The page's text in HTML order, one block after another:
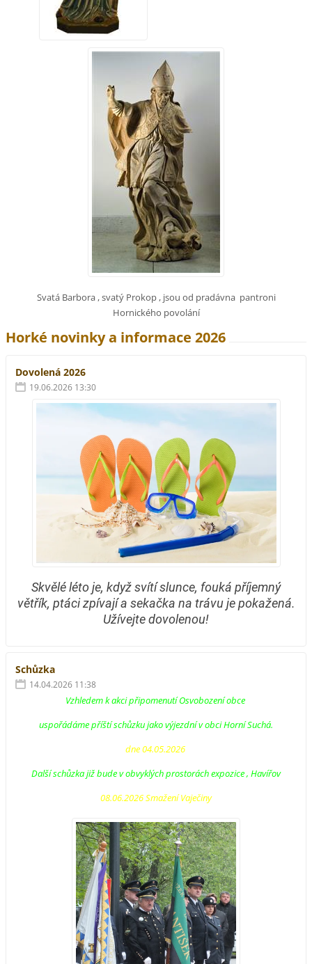
Svatá Barbora , svatý Prokop , jsou od pradávna pantroni
Hornického povolání
Horké novinky a informace 2026
Dovolená 2026
19.06.2026 13:30
Skvělé léto je, když svítí slunce, fouká příjemný
větřík, ptáci zpívají a sekačka na trávu je pokažená.
Užívejte dovolenou!
Schůzka
14.04.2026 11:38
Vzhledem k akci připomenutí Osvobození obce
uspořádáme příští schůzku jako výjezdní v obci Horní Suchá.
dne 04.05.2026
Další schůzka již bude v obvyklých prostorách expozice , Havířov
08.06.2026 Smažení Vaječiny